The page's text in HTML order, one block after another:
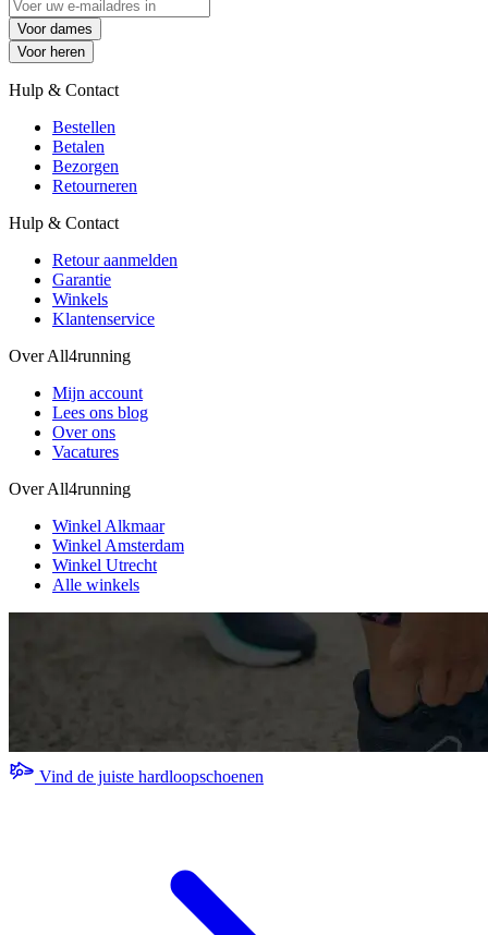
Voor dames
Voor heren
Hulp & Contact
Bestellen
Betalen
Bezorgen
Retourneren
Hulp & Contact
Retour aanmelden
Garantie
Winkels
Klantenservice
Over All4running
Mijn account
Lees ons blog
Over ons
Vacatures
Over All4running
Winkel Alkmaar
Winkel Amsterdam
Winkel Utrecht
Alle winkels
Vind de juiste hardloopschoenen